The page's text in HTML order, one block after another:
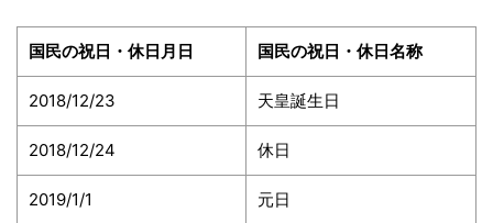
国民の祝日・休日月日 国民の祝日・休日名称
2018/12/23 天皇誕生日
2018/12/24 休日
2019/1/1 元日